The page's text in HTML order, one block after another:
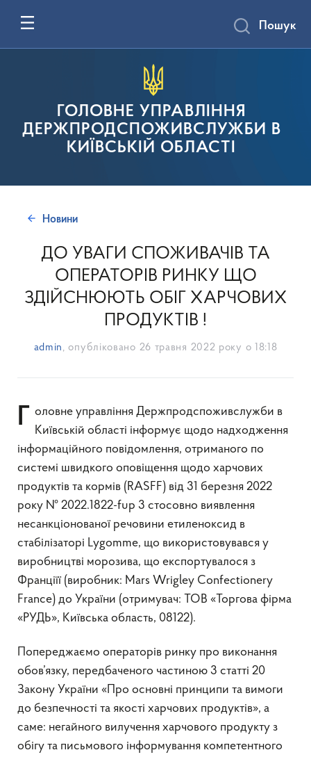
ГОЛОВНЕ УПРАВЛІННЯ
ДЕРЖПРОДСПОЖИВСЛУЖБИ В
КИЇВСЬКІЙ ОБЛАСТІ
Пошук
Новини
ДО УВАГИ СПОЖИВАЧІВ ТА
ОПЕРАТОРІВ РИНКУ ЩО
ЗДІЙСНЮЮТЬ ОБІГ ХАРЧОВИХ
ПРОДУКТІВ !
admin , опубліковано 26 травня 2022 року о 18:18
Головне управління Держпродспоживслужби в
Київській області інформує щодо надходження
інформаційного повідомлення, отриманого по
системі швидкого оповіщення щодо харчових
продуктів та кормів (RASFF) від 31 березня 2022
року № 2022.1822-fup 3 стосовно виявлення
несанкціонованої речовини етиленоксид в
стабілізаторі Lygomme, що використовувався у
виробництві морозива, що експортувалося з
Франціїї (виробник: Mars Wrigley Confectionery
France) до України (отримувач: ТОВ «Торгова фірма
«РУДЬ», Київська область, 08122).
Попереджаємо операторів ринку про виконання
обов’язку, передбаченого частиною 3 статті 20
Закону України «Про основні принципи та вимоги
до безпечності та якості харчових продуктів», а
саме: негайного вилучення харчового продукту з
обігу та письмового інформування компетентного